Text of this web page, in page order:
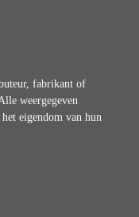
fabrikant of
weergegeven
eigendom van hun